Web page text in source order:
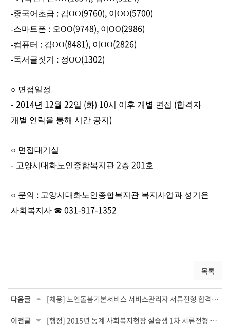
-중국어초급 : 김OO(9760), 이OO(5700)
-스마트폰 : 오OO(9748), 이OO(2986)
-컴퓨터 : 김OO(8481), 이OO(2826)
-독서글짓기 : 정OO(1302)
○ 면접일정
- 2014년 12월 22일 (화) 10시 이후 개별 면접 (합격자
개별 연락을 통해 시간 공지 )
○ 면접대기실
- 고양시대화노인종합복지관 2층 201호
○ 문의 : 고양시대화노인종합복지관 복지사업과 성기은
사회복지사 ☎ 031-917-1352
목록
다음글 [채용] 노인돌봄기본서비스 서비스관리자 서류전형 합격자 발표 및 면접 전형 안내
이전글 [행정] 2015년 동계 사회복지현장 실습생 1차 서류전형 합격자 안내